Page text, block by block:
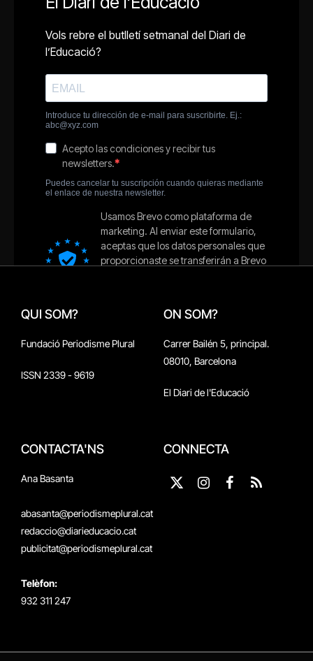
QUI SOM?
Fundació Periodisme Plural
ISSN 2339 - 9619
ON SOM?
Carrer Bailén 5, principal.
08010, Barcelona
El Diari de l'Educació
CONTACTA'NS
Ana Basanta
abasanta@periodismeplural.cat
redaccio@diarieducacio.cat
publicitat@periodismeplural.cat
Telèfon:
932 311 247
CONNECTA
X
Instagram
Facebook
RSS